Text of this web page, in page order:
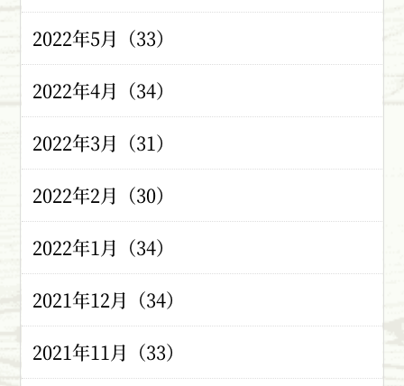
2022年5月（33）
2022年4月（34）
2022年3月（31）
2022年2月（30）
2022年1月（34）
2021年12月（34）
2021年11月（33）